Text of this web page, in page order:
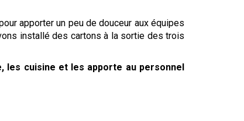
apporter un peu de douceur aux équipes
installé des cartons à la sortie des trois
les cuisine et les apporte au personnel